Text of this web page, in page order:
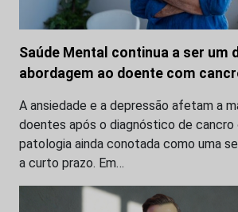
Saúde Mental continua a ser um
abordagem ao doente com
A ansiedade e a depressão afetam a
doentes após o diagnóstico de cancro
patologia ainda conotada como uma
a curto prazo. Em…